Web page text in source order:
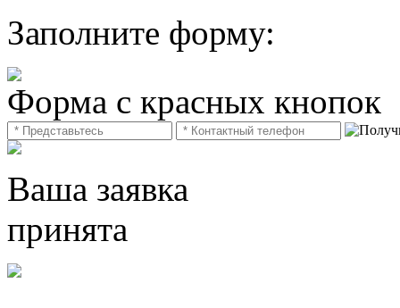
Заполните форму:
Форма с красных кнопок
Ваша заявка
принята